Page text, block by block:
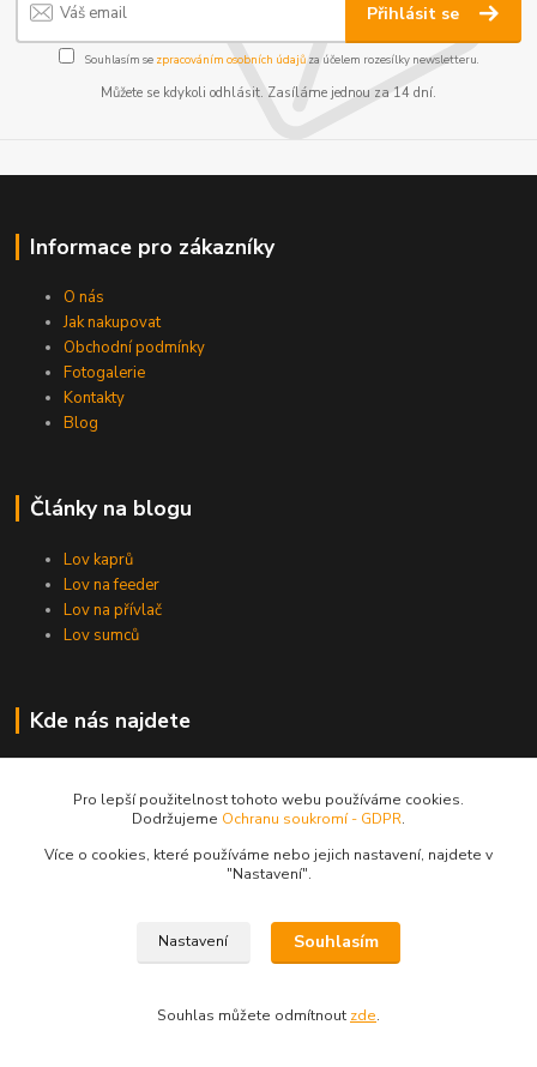
Přihlásit se
Souhlasím se zpracováním osobních údajůza účelem rozesílky newsletteru.
Můžete se kdykoli odhlásit. Zasíláme jednou za 14 dní.
Informace pro zákazníky
O nás
Jak nakupovat
Obchodní podmínky
Fotogalerie
Kontakty
Blog
Články na blogu
Lov kaprů
Lov na feeder
Lov na přívlač
Lov sumců
Kde nás najdete
U Voříškova dvora 2743
České Budějovice
Pro lepší použitelnost tohoto webu používáme cookies.
Dodržujeme Ochranu soukromí - GDPR.
Více o cookies, které používáme nebo jejich nastavení, najdete v
"Nastavení".
Nastavení Souhlasím
Souhlas můžete odmítnout zde.